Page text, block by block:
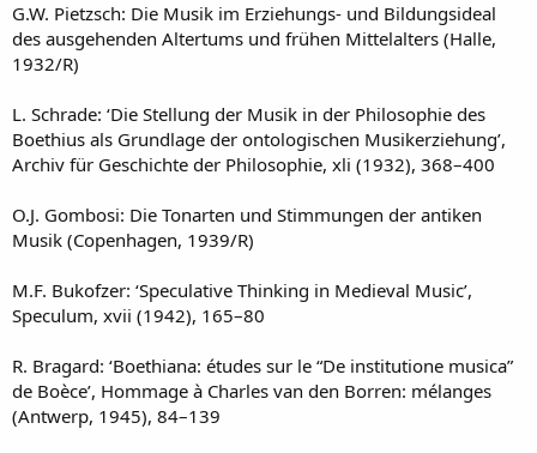
G.W. Pietzsch: Die Musik im Erziehungs- und Bildungsideal
des ausgehenden Altertums und frühen Mittelalters (Halle,
1932/R)
L. Schrade: ‘Die Stellung der Musik in der Philosophie des
Boethius als Grundlage der ontologischen Musikerziehung’,
Archiv für Geschichte der Philosophie, xli (1932), 368–400
O.J. Gombosi: Die Tonarten und Stimmungen der antiken
Musik (Copenhagen, 1939/R)
M.F. Bukofzer: ‘Speculative Thinking in Medieval Music’,
Speculum, xvii (1942), 165–80
R. Bragard: ‘Boethiana: études sur le “De institutione musica”
de Boèce’, Hommage à Charles van den Borren: mélanges
(Antwerp, 1945), 84–139